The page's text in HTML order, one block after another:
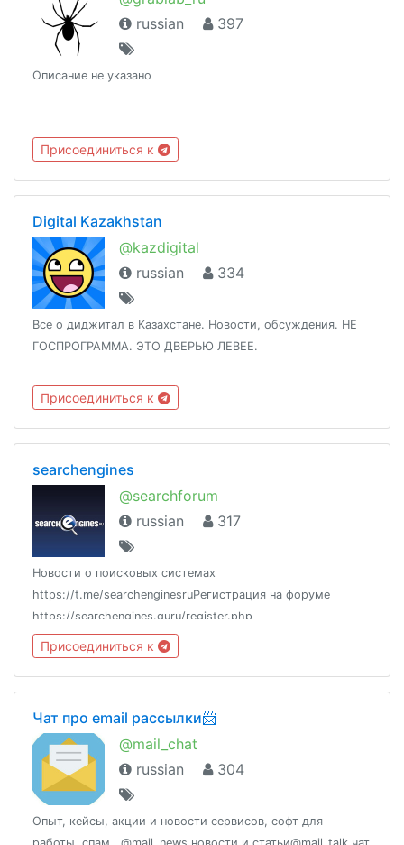
russian
397
Описание не указано
Присоединиться к
Digital Kazakhstan
@kazdigital
russian
334
Все о диджитал в Казахстане. Новости, обсуждения. НЕ
ГОСПРОГРАММА. ЭТО ДВЕРЬЮ ЛЕВЕЕ.
Присоединиться к
searchengines
@searchforum
russian
317
Новости о поисковых системах
https://t.me/searchenginesruРегистрация на форуме
https://searchengines.guru/register.php
Присоединиться к
Чат про email рассылки📨
@mail_chat
russian
304
Опыт, кейсы, акции и новости сервисов, софт для